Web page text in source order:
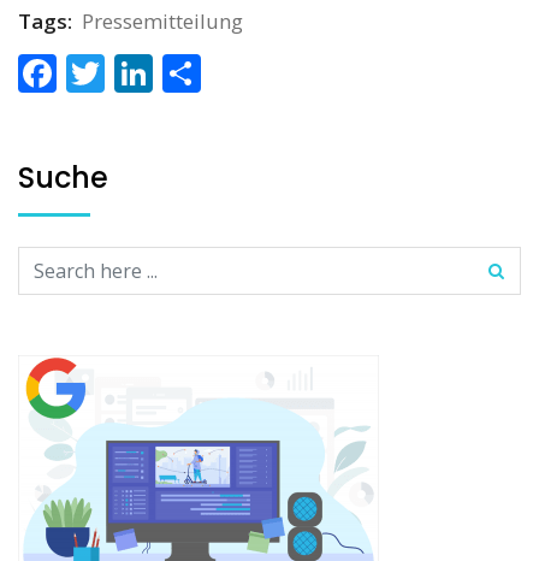
Tags: Pressemitteilung
Facebook
TwitterLinkedIn
Suche